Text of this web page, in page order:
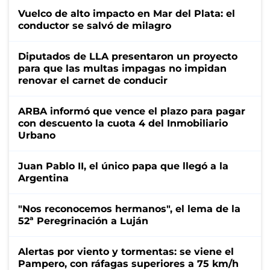
Vuelco de alto impacto en Mar del Plata: el
conductor se salvó de milagro
Diputados de LLA presentaron un proyecto
para que las multas impagas no impidan
renovar el carnet de conducir
ARBA informó que vence el plazo para pagar
con descuento la cuota 4 del Inmobiliario
Urbano
Juan Pablo II, el único papa que llegó a la
Argentina
"Nos reconocemos hermanos", el lema de la
52ª Peregrinación a Luján
Alertas por viento y tormentas: se viene el
Pampero, con ráfagas superiores a 75 km/h